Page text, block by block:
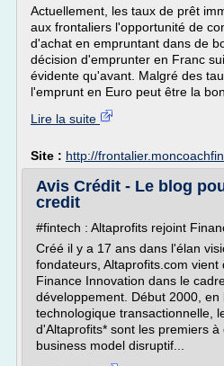
Actuellement, les taux de prêt
aux frontaliers l'opportunité de
d'achat en empruntant dans de
décision d'emprunter en Franc
évidente qu'avant. Malgré des
l'emprunt en Euro peut être la
Lire la suite
Site : http://
Avis Crédit - Le blog
credit
#fintech : Altaprofits rejoint
Créé il y a 17 ans dans l'élan
fondateurs, Altaprofits.com
Finance Innovation dans le
développement. Début 2000,
technologique transactionnelle,
d'Altaprofits* sont les premiers à
business model disruptif...